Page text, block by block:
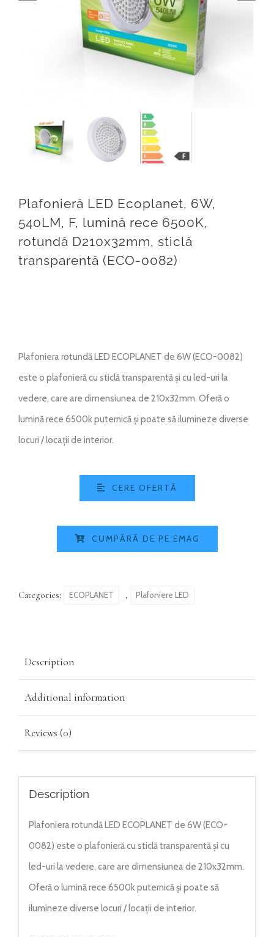
Plafonieră LED Ecoplanet, 6W,
540LM, F, lumină rece 6500K,
rotundă D210x32mm, sticlă
transparentă (ECO-0082)
Plafoniera rotundă LED ECOPLANET de 6W (ECO-0082)
este o plafonieră cu sticlă transparentă și cu led-uri la
vedere, care are dimensiunea de 210x32mm. Oferă o
lumină rece 6500k puternică și poate să ilumineze diverse
locuri / locații de interior.
CERE OFERTĂ
CUMPĂRĂ DE PE EMAG
Categories: ECOPLANET , Plafoniere LED
Description
Additional information
Reviews (0)
Description
Plafoniera rotundă LED ECOPLANET de 6W (ECO-
0082) este o plafonieră cu sticlă transparentă și cu
led-uri la vedere, care are dimensiunea de 210x32mm.
Oferă o lumină rece 6500k puternică și poate să
ilumineze diverse locuri / locații de interior.